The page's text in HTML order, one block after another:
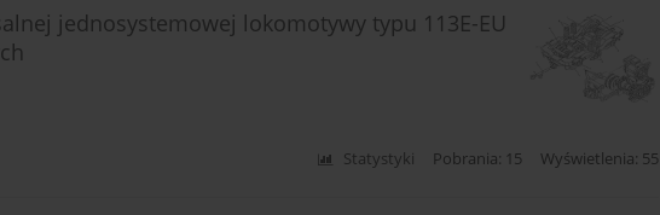
jednosystemowej lokomotywy typu 113E-EU
Statystyki Pobrania: 15 Wyświetlenia: 55